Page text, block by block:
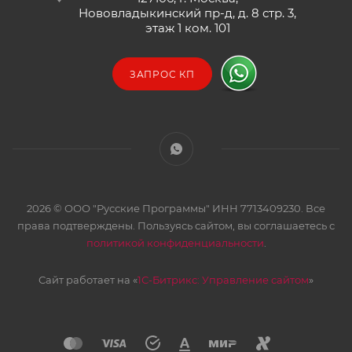
Нововладыкинский пр-д, д. 8 стр. 3,
этаж 1 ком. 101
ЗАПРОС КП
2026 © ООО "Русские Программы" ИНН 7713409230. Все
права подтверждены. Пользуясь сайтом, вы соглашаетесь с
политикой конфиденциальности
Сайт работает на «1С-Битрикс: Управление сайтом»